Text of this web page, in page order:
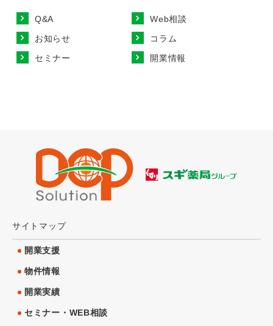
Q&A
Web相談
お知らせ
コラム
セミナー
開業情報
サイトマップ
開業支援
物件情報
開業実績
セミナー・WEB相談